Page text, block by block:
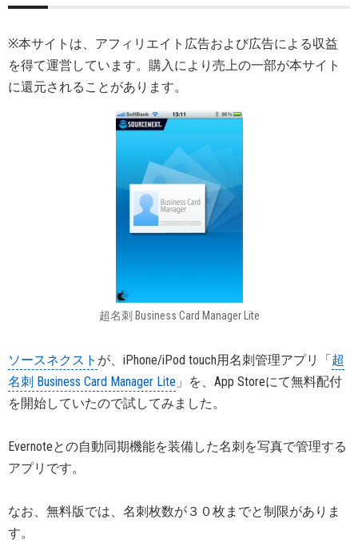
※本サイトは、アフィリエイト広告および広告による収益
を得て運営しています。購入により売上の一部が本サイト
に還元されることがあります。
超名刺 Business Card Manager Lite
ソースネクスト が、iPhone/iPod touch用名刺管理アプリ「超
名刺 Business Card Manager Lite 」を、App Storeにて無料配付
を開始していたので試してみました。
Evernoteとの自動同期機能を装備した名刺を写真で管理する
アプリです。
なお、無料版では、名刺枚数が３０枚までと制限がありま
す。